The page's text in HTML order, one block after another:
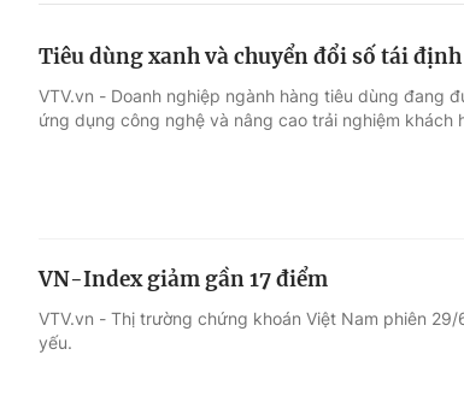
Thế giới đó đây
Thị trường
Tiêu dùng xanh và chuyển đổi số tái
VTV.vn - Doanh nghiệp ngành hàng tiêu dùng đang
ứng dụng công nghệ và nâng cao trải nghiệm khách
VN-Index giảm gần 17 điểm
VTV.vn - Thị trường chứng khoán Việt Nam phiên
yếu.